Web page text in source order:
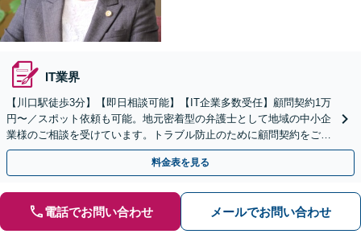
IT業界
【川口駅徒歩3分】【即日相談可能】【IT企業多数受任】顧問契約1万
円〜／スポット依頼も可能。地元密着型の弁護士として地域の中小企
業様のご相談を受けています。トラブル防止のために顧問契約をご検
討ください。マンション管理組合顧問経験あり。
料金表を見る
電話でお問い合わせ メールでお問い合わせ